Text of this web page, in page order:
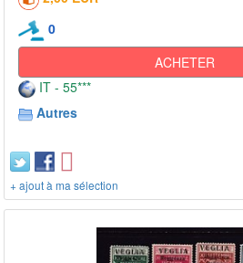
0
ACHETER
IT - 55***
Autres
+ ajout à ma sélection